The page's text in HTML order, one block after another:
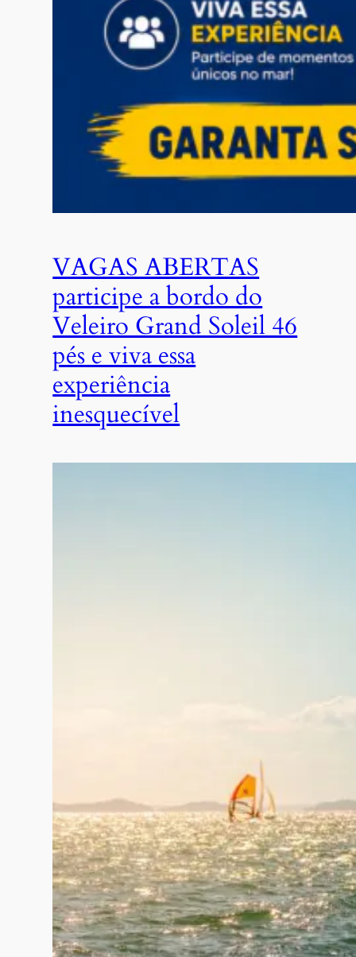
VAGAS ABERTAS
participe a bordo do
Veleiro Grand Soleil 46
pés e viva essa
experiência
inesquecível